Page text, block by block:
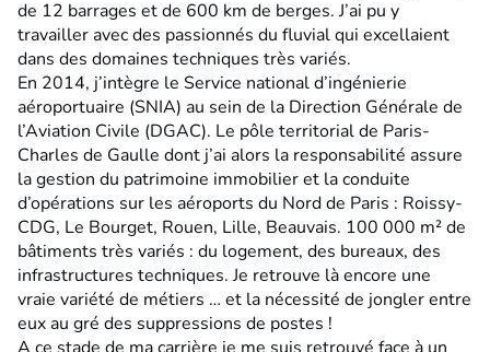
de 12 barrages et de 600 km de berges. J’ai pu y
travailler avec des passionnés du fluvial qui excellaient
dans des domaines techniques très variés.
En 2014, j’intègre le Service national d’ingénierie
aéroportuaire (SNIA) au sein de la Direction Générale de
l’Aviation Civile (DGAC). Le pôle territorial de Paris-
Charles de Gaulle dont j’ai alors la responsabilité assure
la gestion du patrimoine immobilier et la conduite
d’opérations sur les aéroports du Nord de Paris : Roissy-
CDG, Le Bourget, Rouen, Lille, Beauvais. 100 000 m² de
bâtiments très variés : du logement, des bureaux, des
infrastructures techniques. Je retrouve là encore une
vraie variété de métiers … et la nécessité de jongler entre
eux au gré des suppressions de postes !